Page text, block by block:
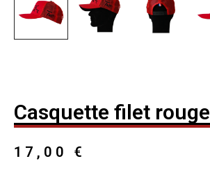
Casquette filet rouge
17,00 €